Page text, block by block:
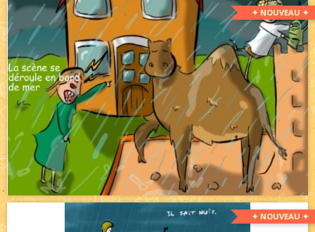
✦ NOUVEAU ✦
✦ NOUVEAU ✦